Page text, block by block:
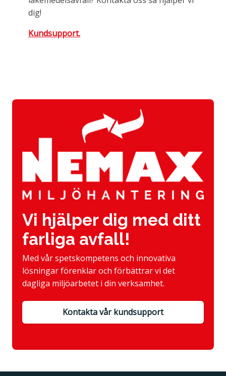
dig!
Kundsupport.
Vi hjälper dig med ditt
farliga avfall!
Med vår spetskompetens och innovativa
lösningar förenklar och förbättrar vi det
dagliga miljöarbetet i din verksamhet.
Kontakta vår kundsupport